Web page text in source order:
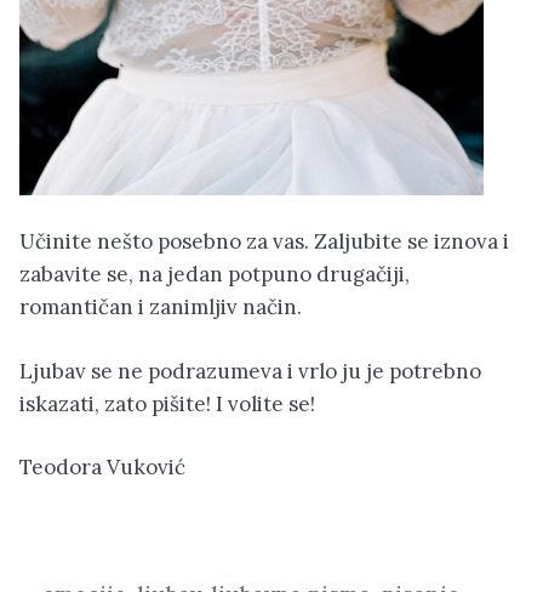
Učinite nešto posebno za vas. Zaljubite se iznova i
zabavite se, na jedan potpuno drugačiji,
romantičan i zanimljiv način.
Ljubav se ne podrazumeva i vrlo ju je potrebno
iskazati, zato pišite! I volite se!
Teodora Vuković